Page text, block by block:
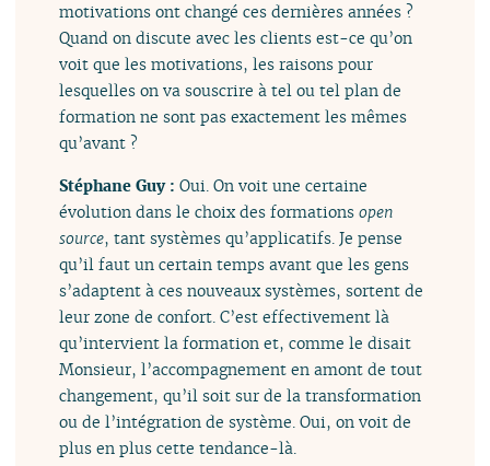
motivations ont changé ces dernières années ?
Quand on discute avec les clients est-ce qu’on
voit que les motivations, les raisons pour
lesquelles on va souscrire à tel ou tel plan de
formation ne sont pas exactement les mêmes
qu’avant ?
Stéphane Guy :Oui. On voit une certaine
évolution dans le choix des formationsopen
source, tant systèmes qu’applicatifs. Je pense
qu’il faut un certain temps avant que les gens
s’adaptent à ces nouveaux systèmes, sortent de
leur zone de confort. C’est effectivement là
qu’intervient la formation et, comme le disait
Monsieur, l’accompagnement en amont de tout
changement, qu’il soit sur de la transformation
ou de l’intégration de système. Oui, on voit de
plus en plus cette tendance-là.